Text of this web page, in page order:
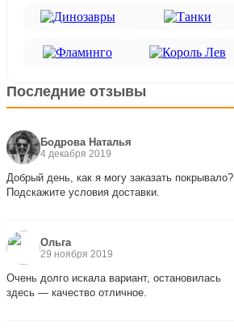
Последние отзывы
Бодрова Наталья
4 декабря 2019
Добрый день, как я могу заказать покрывало?
Подскажите условия доставки.
Ольга
29 ноября 2019
Очень долго искала вариант, остановилась
здесь — качество отличное.